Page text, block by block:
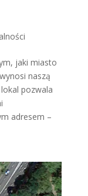
jaki miasto
naszą
pozwala
adresem –